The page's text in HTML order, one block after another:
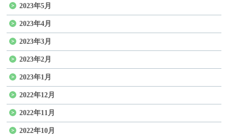
2023年5月
2023年4月
2023年3月
2023年2月
2023年1月
2022年12月
2022年11月
2022年10月